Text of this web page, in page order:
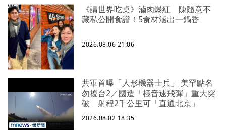
《請世界吃桌》滷肉爆紅 陳隨意不
藏私公開食譜！5食材滷出一鍋香
2026.08.06 21:06
共軍首曝「人形機器士兵」 美罕點名
勿擾台2／國造「極音速飛彈」重大突
破 射程2千公里可「直通北京」
2026.08.02 18:35